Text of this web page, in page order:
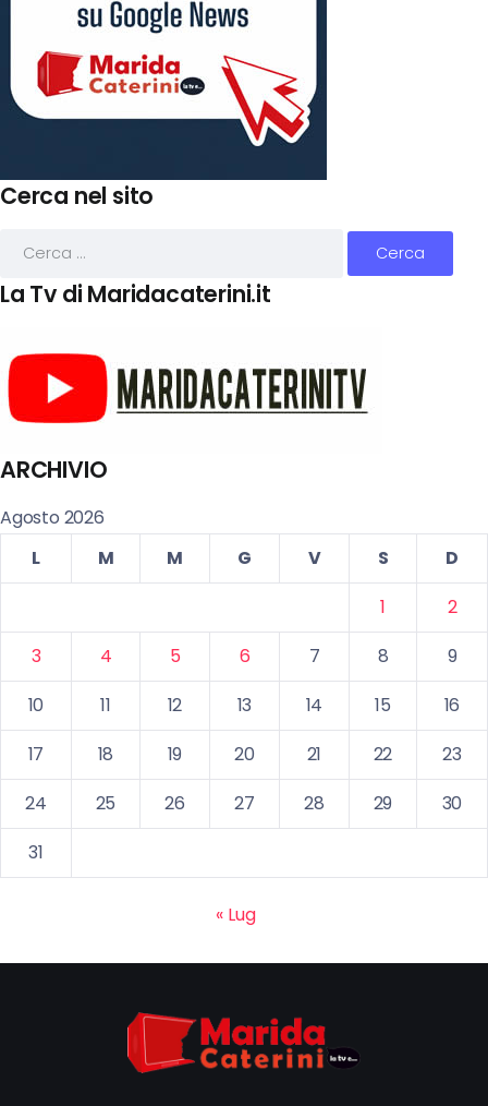
Cerca nel sito
La Tv di Maridacaterini.it
ARCHIVIO
Agosto 2026
L
M M G V S
D
1
2
3
4 5 6 7 8
9
10
11 12 13 14 15
16
17
18 19 20 21 22
23
24
25 26 27 28 29
30
31
« Lug